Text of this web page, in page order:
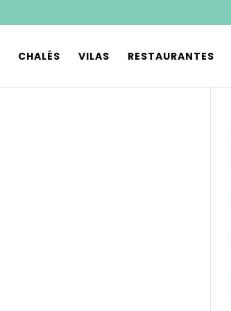
CHALÉS VILAS RESTAURANTES